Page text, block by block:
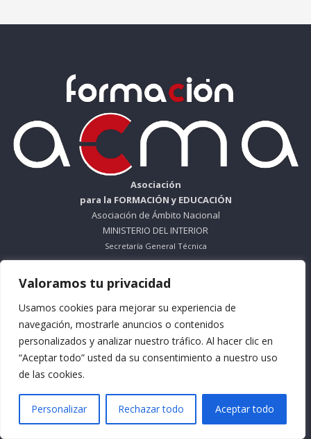
Valoramos tu privacidad
Usamos cookies para mejorar su experiencia de
navegación, mostrarle anuncios o contenidos
personalizados y analizar nuestro tráfico. Al hacer clic en
“Aceptar todo” usted da su consentimiento a nuestro uso
de las cookies.
Personalizar Rechazar todo Aceptar todo
Asociación
para la FORMACIÓN y EDUCACIÓN
Asociación de Ámbito Nacional
MINISTERIO DEL INTERIOR
Secretaría General Técnica
Nº Registro 612695
Teléfono: 953 56 83 66
Horario Mañana: De Lunes a Viernes
9:30 a 13:30
Horario Tarde: De Lunes a Jueves
16:30 a 18:30